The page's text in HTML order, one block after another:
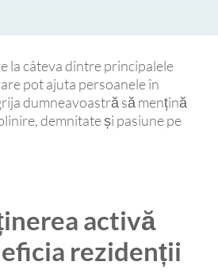
la câteva dintre principalele
pot ajuta persoanele în
dumneavoastră să mențină
demnitate și pasiune pe
activă
rezidenții